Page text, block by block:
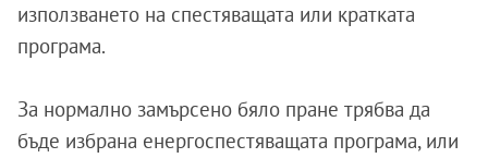
използването на спестяващата или кратката
програма.
За нормално замърсено бяло пране трябва да
бъде избрана енергоспестяващата програма, или